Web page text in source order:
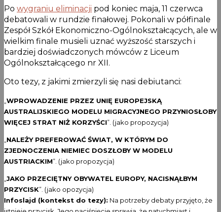
Po wygraniu eliminacji pod koniec maja, 11 czerwca
debatowali w rundzie finałowej. Pokonali w półfinale
Zespół Szkół Ekonomiczno-Ogólnokształcących, ale w
wielkim finale musieli uznać wyższość starszych i
bardziej doświadczonych mówców z Liceum
Ogólnokształcącego nr XII.
Oto tezy, z jakimi zmierzyli się nasi debiutanci:
WPROWADZENIE PRZEZ UNIĘ EUROPEJSKĄ
AUSTRALIJSKIEGO MODELU MIGRACYJNEGO PRZYNIOSŁOBY
WIĘCEJ STRAT NIŻ KORZYŚCI”. (jako propozycja)
NALEŻY PREFEROWAĆ ŚWIAT, W KTÓRYM DO
ZJEDNOCZENIA NIEMIEC DOSZŁOBY W MODELU
AUSTRIACKIM”. (jako propozycja)
JAKO PRZECIĘTNY OBYWATEL EUROPY, NACISNĄŁBYM
PRZYCISK”. (jako opozycja)
Infoslajd (kontekst do tezy): Na potrzeby debaty przyjęto, że